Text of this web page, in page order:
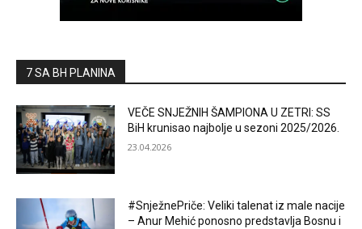
7 SA BH PLANINA
VEČE SNJEŽNIH ŠAMPIONA U ZETRI: SS
BiH krunisao najbolje u sezoni 2025/2026.
23.04.2026
#SnježnePriče: Veliki talenat iz male nacije
– Anur Mehić ponosno predstavlja Bosnu i